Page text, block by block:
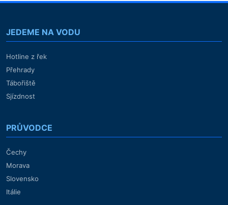
JEDEME NA VODU
Hotline z řek
Přehrady
Tábořiště
Sjízdnost
PRŮVODCE
Čechy
Morava
Slovensko
Itálie